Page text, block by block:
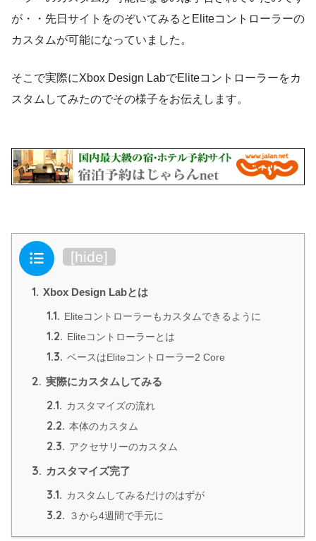
が・・先日サイトをのぞいてみるとEliteコントローラーの
カスタムが可能になっていました。
そこで実際にXbox Design LabでEliteコントローラーをカ
スタムしてみたのでその様子をお伝えします。
目次 [hide]
1. Xbox Design Labとは
1.1. Eliteコントローラーもカスタムできるように
1.2. Eliteコントローラーとは
1.3. ベースはEliteコントローラー2 Core
2. 実際にカスタムしてみる
2.1. カスタマイズの流れ
2.2. 本体のカスタム
2.3. アクセサリーのカスタム
3. カスタマイズ完了
3.1. カスタムしてみるだけのはずが
3.2. ３から4週間で手元に